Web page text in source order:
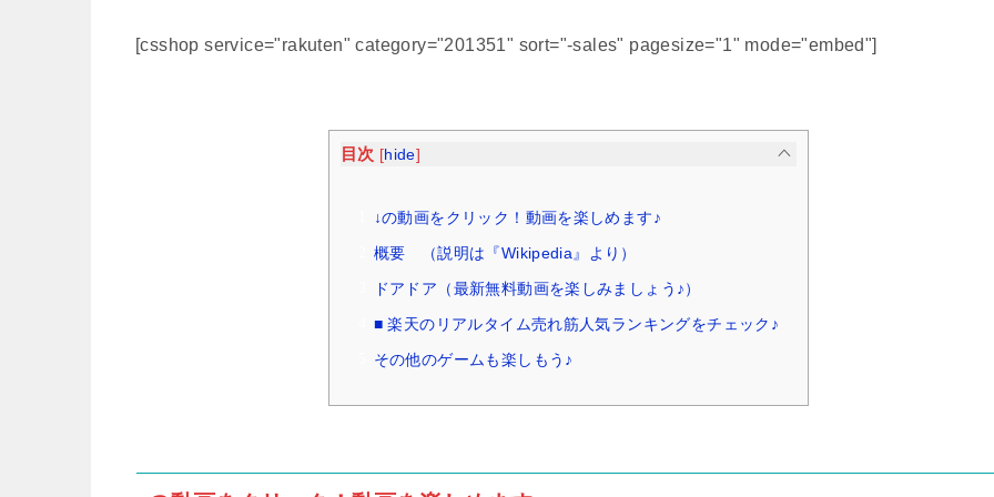
[csshop service="rakuten" category="201351" sort="-sales" pagesize="1" mode="embed"]
目次 [hide]
↓の動画をクリック！動画を楽しめます♪
概要 （説明は『Wikipedia』より）
ドアドア（最新無料動画を楽しみましょう♪）
■ 楽天のリアルタイム売れ筋人気ランキングをチェック♪
その他のゲームも楽しもう♪